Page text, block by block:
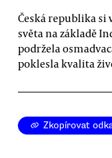
Česká republika
světa na základě
podržela
poklesla kvalita
Zkopírovat